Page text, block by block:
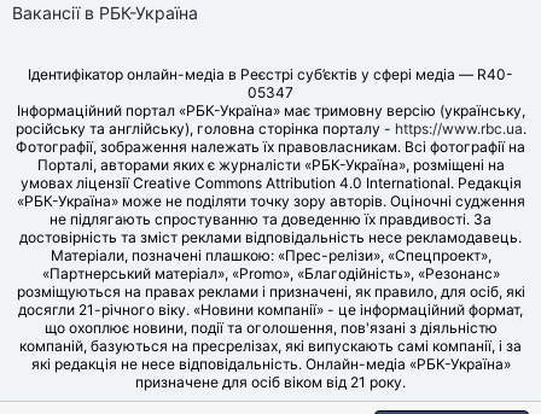
Вакансії в РБК-Україна
Ідентифікатор онлайн-медіа в Реєстрі суб’єктів у сфері медіа — R40-
05347
Інформаційний портал «РБК-Україна» має тримовну версію (українську,
російську та англійську), головна сторінка порталу - https://www.rbc.ua.
Фотографії, зображення належать їх правовласникам. Всі фотографії на
Порталі, авторами яких є журналісти «РБК-Україна», розміщені на
умовах ліцензії Creative Commons Attribution 4.0 International. Редакція
«РБК-Україна» може не поділяти точку зору авторів. Оціночні судження
не підлягають спростуванню та доведенню їх правдивості. За
достовірність та зміст реклами відповідальність несе рекламодавець.
Матеріали, позначені плашкою: «Прес-релізи», «Спецпроект»,
«Партнерський матеріал», «Promo», «Благодійність», «Резонанс»
розміщуються на правах реклами і призначені, як правило, для осіб, які
досягли 21-річного віку. «Новини компанії» - це інформаційний формат,
що охоплює новини, події та оголошення, пов'язані з діяльністю
компаній, базуються на пресрелізах, які випускають самі компанії, і за
які редакція не несе відповідальність. Онлайн-медіа «РБК-Україна»
призначене для осіб віком від 21 року.